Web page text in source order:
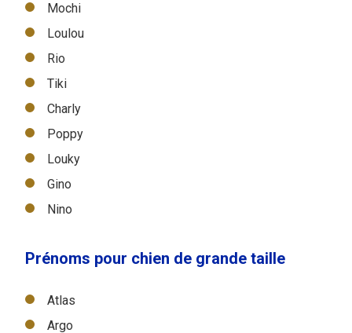
Mochi
Loulou
Rio
Tiki
Charly
Poppy
Louky
Gino
Nino
Prénoms pour chien de grande taille
Atlas
Argo